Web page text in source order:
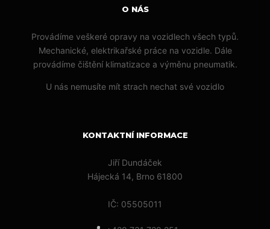
O NÁS
Provádíme veškeré opravy na vozidlech všech typů.
Mechanické, elektrikařské práce na vozidle. Dále
provádíme čištění klimatizace a výměnu pneumatik.
U nás nemusíte mít strach nechat své vozidlo
KONTAKTNÍ INFORMACE
Jiří Dundáček
Hájecká 14, Brno 61800
IČ: 05505011